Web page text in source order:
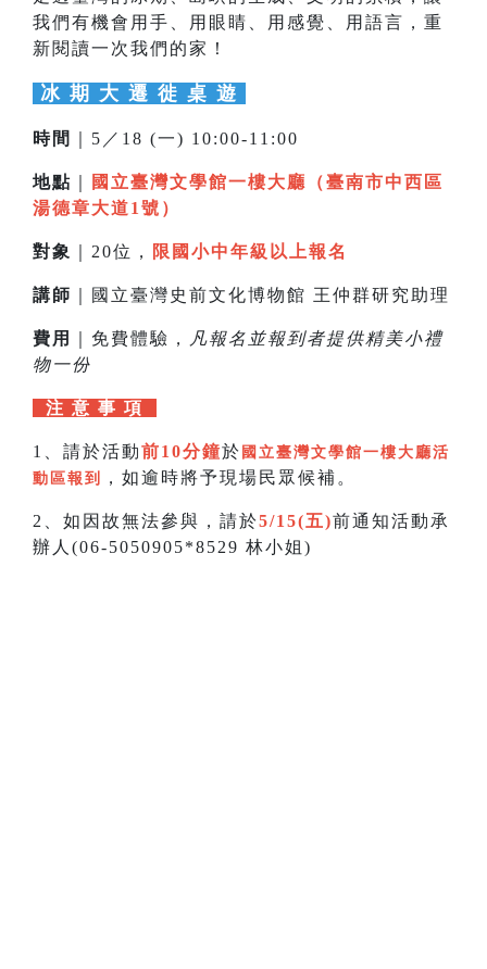
我們有機會用手、用眼睛、用感覺、用語言，重
新閱讀一次我們的家！
冰 期 大 遷 徙 桌 遊
時間 ｜5／18 (一) 10:00-11:00
地點
國立臺灣文學館一樓大廳（臺南市中西區
湯德章大道1號）
對象 ｜20位， 限國小中年級以上報名
講師 ｜國立臺灣史前文化博物館 王仲群研究助理
費用 ｜免費體驗，
凡報名並報到者提供精美小禮
物一份
注 意 事 項
1、請於活動前10分鐘於 國立臺灣文學館一樓大廳活
動區報到
，如逾時將予現場民眾候補。
2、如因故無法參與，請於5/15(五)前通知活動承
辦人(06-5050905*8529 林小姐)